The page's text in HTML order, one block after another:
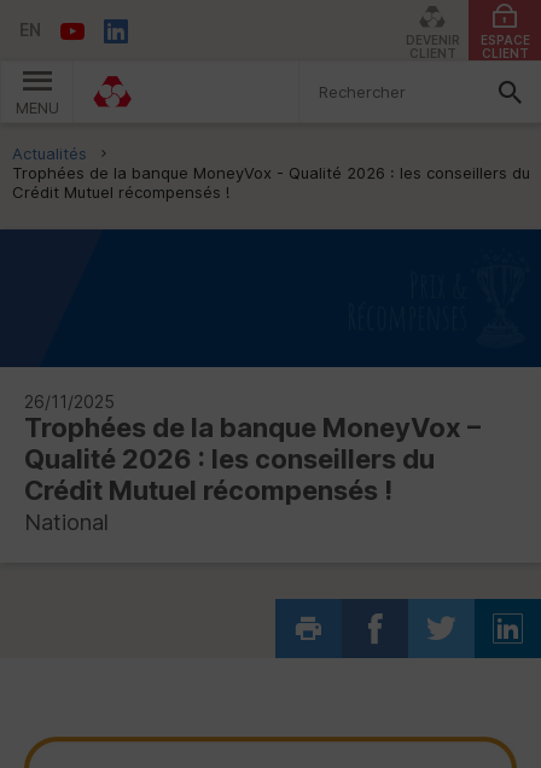
EN
DEVENIR
CLIENT
ESPACE
CLIENT
MENU
Vous êtes ici:
Actualités
Trophées de la banque MoneyVox - Qualité 2026 : les conseillers du
Crédit Mutuel récompensés !
26/11/2025
Trophées de la banque MoneyVox –
Qualité 2026 : les conseillers du
Crédit Mutuel récompensés !
National